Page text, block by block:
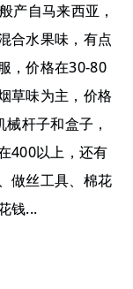
产自马来西亚，
合水果味，有点
，价格在30-80
草味为主，价格
杆子和盒子，
400以上，还有
做丝工具、棉花
钱...